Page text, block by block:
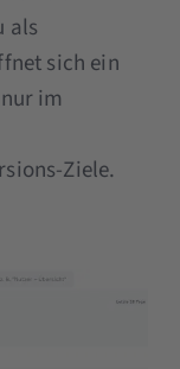
als
sich ein
im
Ziele.